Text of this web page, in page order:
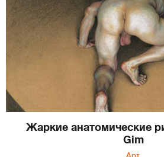
Жаркие анатомические
Gim